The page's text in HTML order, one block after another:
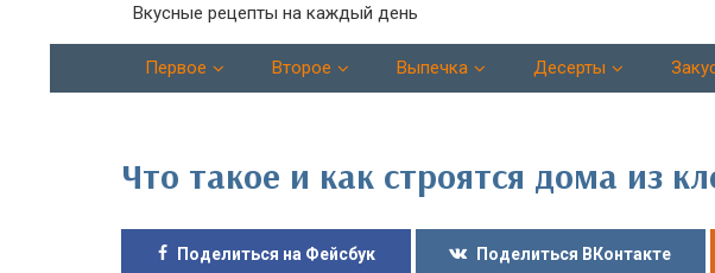
Вкусные рецепты на каждый день
Первое Второе Выпечка Десерты
Что такое и как строятся дома из
Поделиться на Фейсбук Поделиться ВКонтакте